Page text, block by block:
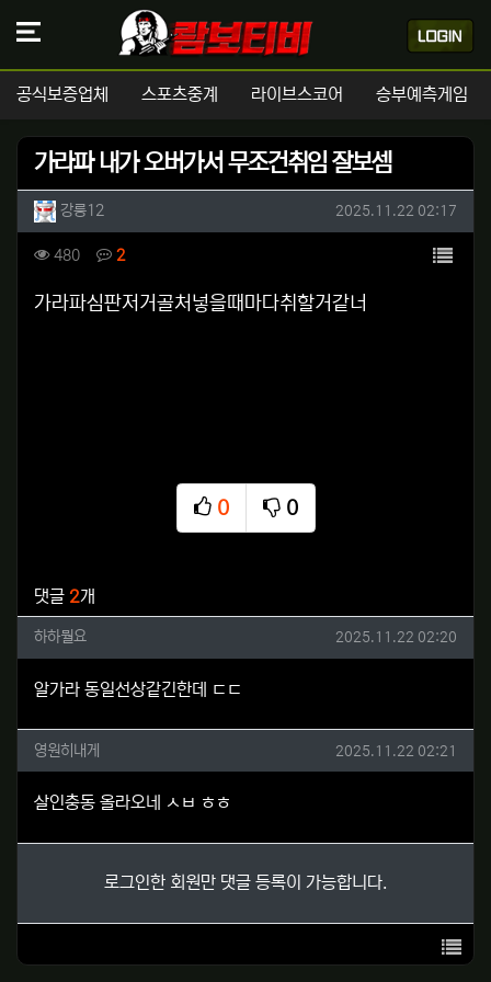
공식보증업체 스포츠중계 라이브스코어 승부예측게임
가라파 내가 오버가서 무조건취임 잘보셈
작성자 정보
강릉12 작성일
2025.11.22 02:17
컨텐츠 정보
480조회 2댓글 목록
본문
가라파심판저거골처넣을때마다취할거같너
0
추천
0
비추천
댓글 2개
하하뭘요님의 댓글
하하뭘요 작성일
2025.11.22 02:20
알가라 동일선상같긴한데 ㄷㄷ
영원히내게님의 댓글
영원히내게 작성일
2025.11.22 02:21
살인충동 올라오네 ㅅㅂ ㅎㅎ
로그인한 회원만 댓글 등록이 가능합니다.
목록